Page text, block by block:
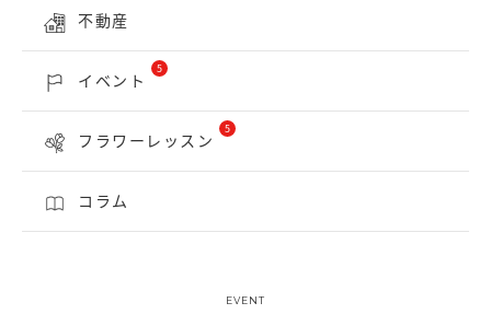
不動産
イベント
5
フラワーレッスン
5
コラム
EVENT